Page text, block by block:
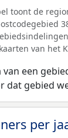
toont de
van het
van een
dat gebied
per